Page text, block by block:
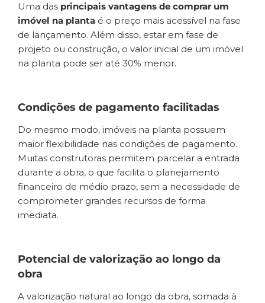
Uma das principais vantagens de comprar um
imóvel na planta é o preço mais acessível na fase
de lançamento. Além disso, estar em fase de
projeto ou construção, o valor inicial de um imóvel
na planta pode ser até 30% menor.
Condições de pagamento facilitadas
Do mesmo modo, imóveis na planta possuem
maior flexibilidade nas condições de pagamento.
Muitas construtoras permitem parcelar a entrada
durante a obra, o que facilita o planejamento
financeiro de médio prazo, sem a necessidade de
comprometer grandes recursos de forma
imediata.
Potencial de valorização ao longo da
obra
A valorização natural ao longo da obra, somada à